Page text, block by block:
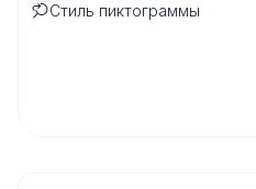
Стиль пиктограммы